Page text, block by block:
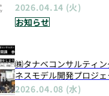
2026.04.14 (火)
お知らせ
㈱タナベコンサルティ
ネスモデル開発プロジ
座）、令和8年度も開講
2026.04.08 (水)